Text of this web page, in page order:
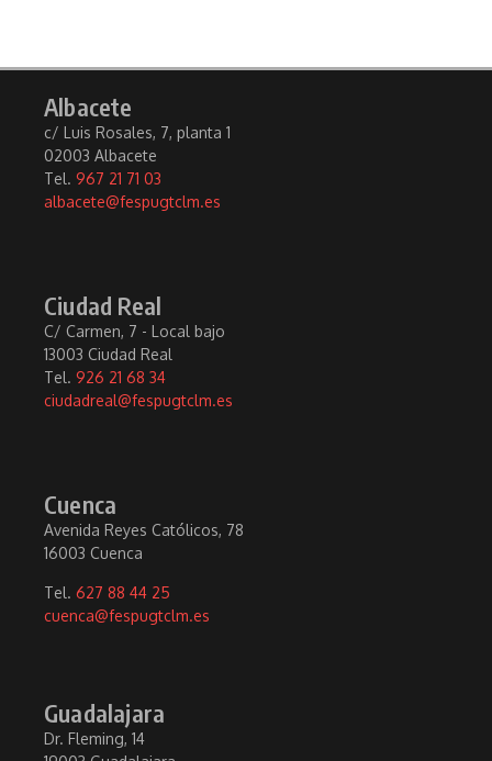
Albacete
c/ Luis Rosales, 7, planta 1
02003 Albacete
Tel. 967 21 71 03
albacete@fespugtclm.es
Ciudad Real
C/ Carmen, 7 - Local bajo
13003 Ciudad Real
Tel. 926 21 68 34
ciudadreal@fespugtclm.es
Cuenca
Avenida Reyes Católicos, 78
16003 Cuenca
Tel. 627 88 44 25
cuenca@fespugtclm.es
Guadalajara
Dr. Fleming, 14